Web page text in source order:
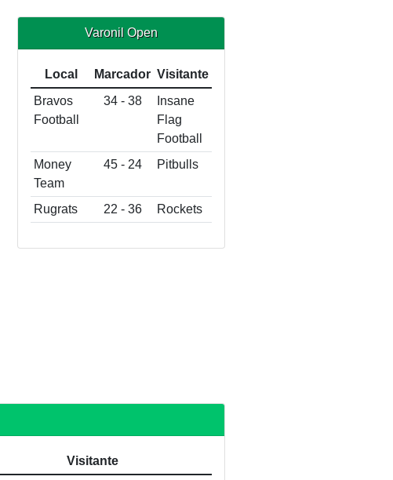
Varonil Open
Local Marcador Visitante
Bravos
Football
34 - 38
Insane
Flag
Football
Money
Team
45 - 24 Pitbulls
Rugrats 22 - 36 Rockets
Visitante